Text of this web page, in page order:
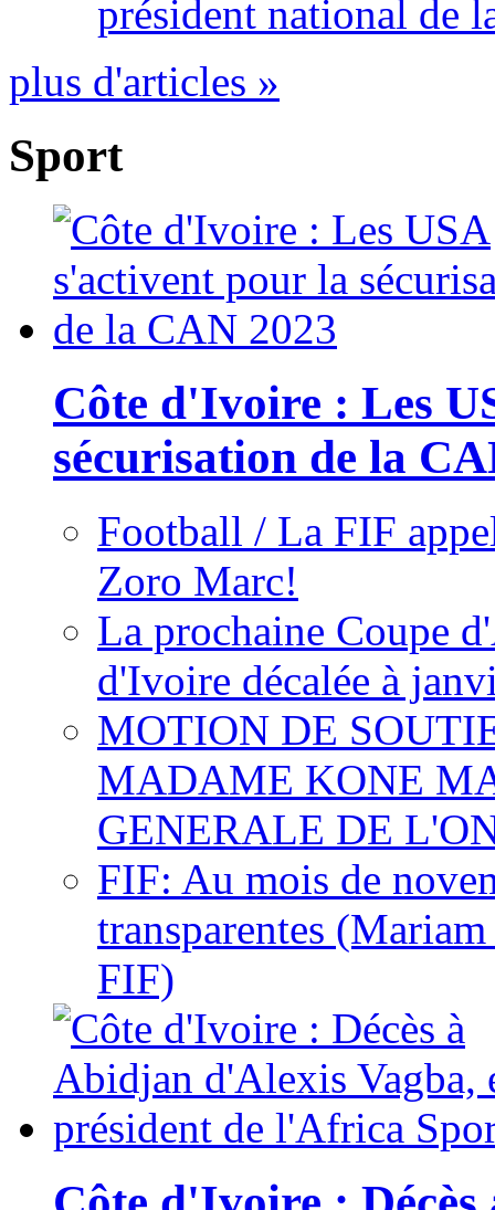
président national de
plus d'articles »
Sport
Côte d'Ivoire : Les
sécurisation de la
Football / La FIF
Zoro Marc!
La prochaine Coupe
d'Ivoire décalée à
MOTION DE
MADAME KONE
GENERALE DE
FIF: Au mois de
transparentes
FIF)